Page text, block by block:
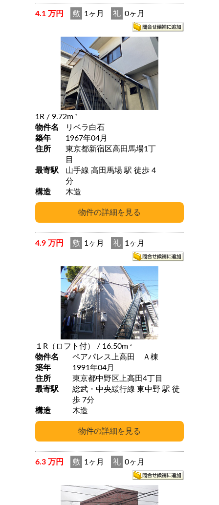
4.1 万円 敷 1ヶ月 礼 0ヶ月
1R / 9.72m 2
物件名
リベラ白石
築年
1967年04月
住所
東京都新宿区高田馬場1丁
目
最寄駅
山手線 高田馬場 駅 徒歩 4
分
構造
木造
4.9 万円 敷 1ヶ月 礼 1ヶ月
１R（ロフト付） / 16.50m 2
物件名
ペアパレス上高田 Ａ棟
築年
1991年04月
住所
東京都中野区上高田4丁目
最寄駅
総武・中央緩行線 東中野 駅 徒
歩 7分
構造
木造
6.3 万円 敷 1ヶ月 礼 0ヶ月